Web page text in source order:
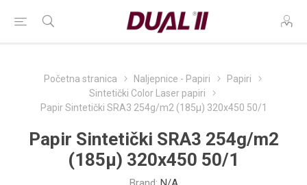
Početna stranica Naljepnice - Papiri
Papiri
Sintetički Color Laser papiri
Papir Sintetički SRA3 254g/m2 (185µ) 320x450 50/1
Papir Sintetički SRA3 254g/m2
(185µ) 320x450 50/1